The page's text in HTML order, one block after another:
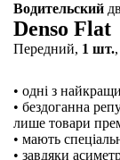
Водительский
Denso Flat
Передний, 1 шт.,
• одні з
• бездоганна
лише товари
• мають
• завдяки